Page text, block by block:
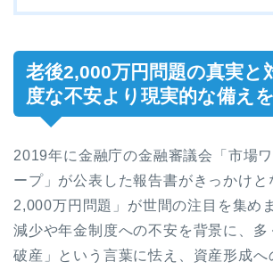
老後2,000万円問題の真実と
度な不安より現実的な備えを
2019年に金融庁の金融審議会「市場
ープ」が公表した報告書がきっかけと
2,000万円問題」が世間の注目を集め
減少や年金制度への不安を背景に、多
破産」という言葉に怯え、資産形成へ